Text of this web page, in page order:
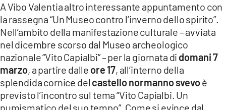
LACITYMAG.IT
ILREGGINO.IT
COSENZACHANNEL.IT
ILVIBONESE.IT
CATANZAROCHANNEL.IT
A Vibo Valentia altro interessante appuntamento con
la rassegna “Un Museo contro l’inverno dello spirito”.
Nell’ambito della manifestazione culturale – avviata
nel dicembre scorso dal Museo archeologico
nazionale “Vito Capialbi” – per la giornata di domani 7
marzo, a partire dalle ore 17, all’interno della
splendida cornice del castello normanno svevoè
previsto l’incontro sul tema “Vito Capialbi. Un